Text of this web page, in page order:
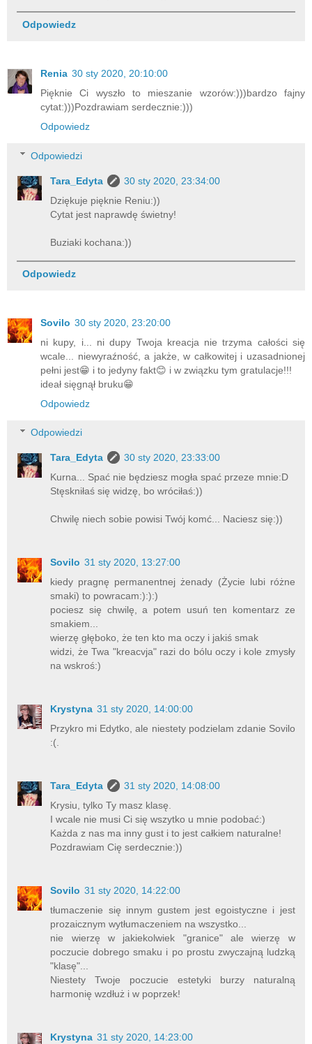
Odpowiedz
Renia 30 sty 2020, 20:10:00
Pięknie Ci wyszło to mieszanie wzorów:)))bardzo fajny
cytat:)))Pozdrawiam serdecznie:)))
Odpowiedz
Odpowiedzi
Tara_Edyta
30 sty 2020, 23:34:00
Dziękuje pięknie Reniu:))
Cytat jest naprawdę świetny!
Buziaki kochana:))
Odpowiedz
Sovilo 30 sty 2020, 23:20:00
ni kupy, i... ni dupy Twoja kreacja nie trzyma całości się
wcale... niewyraźność, a jakże, w całkowitej i uzasadnionej
pełni jest😁 i to jedyny fakt😊 i w związku tym gratulacje!!!
ideał sięgnął bruku😁
Odpowiedz
Odpowiedzi
Tara_Edyta
30 sty 2020, 23:33:00
Kurna... Spać nie będziesz mogła spać przeze mnie:D
Stęskniłaś się widzę, bo wróciłaś:))
Chwilę niech sobie powisi Twój komć... Naciesz się:))
Sovilo 31 sty 2020, 13:27:00
kiedy pragnę permanentnej żenady (Życie lubi różne
smaki) to powracam:):):)
pociesz się chwilę, a potem usuń ten komentarz ze
smakiem...
wierzę głęboko, że ten kto ma oczy i jakiś smak
widzi, że Twa "kreacvja" razi do bólu oczy i kole zmysły
na wskroś:)
Krystyna 31 sty 2020, 14:00:00
Przykro mi Edytko, ale niestety podzielam zdanie Sovilo
:(.
Tara_Edyta
31 sty 2020, 14:08:00
Krysiu, tylko Ty masz klasę.
I wcale nie musi Ci się wszytko u mnie podobać:)
Każda z nas ma inny gust i to jest całkiem naturalne!
Pozdrawiam Cię serdecznie:))
Sovilo 31 sty 2020, 14:22:00
tłumaczenie się innym gustem jest egoistyczne i jest
prozaicznym wytłumaczeniem na wszystko...
nie wierzę w jakiekolwiek "granice" ale wierzę w
poczucie dobrego smaku i po prostu zwyczajną ludzką
"klasę"...
Niestety Twoje poczucie estetyki burzy naturalną
harmonię wzdłuż i w poprzek!
Krystyna 31 sty 2020, 14:23:00